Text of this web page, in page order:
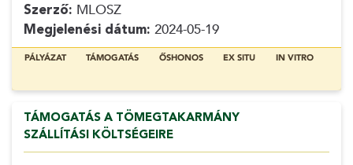
Szerző: MLOSZ
Megjelenési dátum: 2024-05-19
PÁLYÁZAT TÁMOGATÁS ŐSHONOS EX SITU IN VITRO
TÁMOGATÁS A TÖMEGTAKARMÁNY
SZÁLLÍTÁSI KÖLTSÉGEIRE